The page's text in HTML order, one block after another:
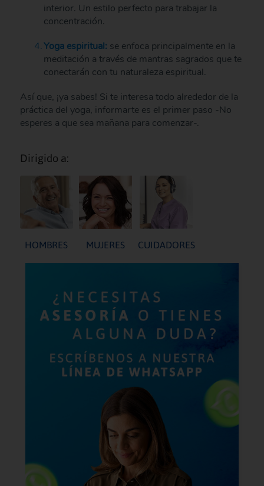
interior. Un estilo perfecto para trabajar la
concentración.
Yoga espiritual: se enfoca principalmente en la
meditación a través de mantras sagrados que te
conectarán con tu naturaleza espiritual.
Así que, ¡ya sabes! Si te interesa todo alrededor de la
práctica del yoga, informarte es el primer paso -No
esperes a que sea mañana para comenzar-.
Dirigido a:
HOMBRES MUJERES CUIDADORES